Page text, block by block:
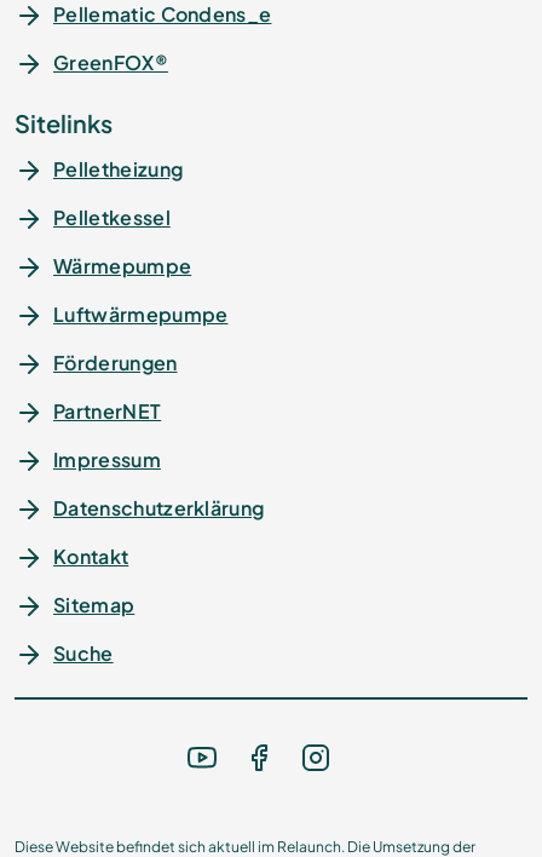
Pellematic Condens_e
GreenFOX®
Sitelinks
Pelletheizung
Pelletkessel
Wärmepumpe
Luftwärmepumpe
Förderungen
PartnerNET
Impressum
Datenschutz­erklärung
Kontakt
Sitemap
Suche
Diese Website befindet sich aktuell im Relaunch. Die Umsetzung der